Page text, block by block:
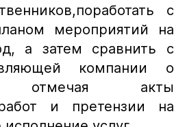
с
мероприятий на
а затем сравнить с
компании о
отмечая акты
и претензии на